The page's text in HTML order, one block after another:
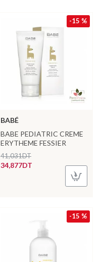
-15 %
BABÉ
BABE PEDIATRIC CREME
ERYTHEME FESSIER
34,877DT
41,031DT
-15 %